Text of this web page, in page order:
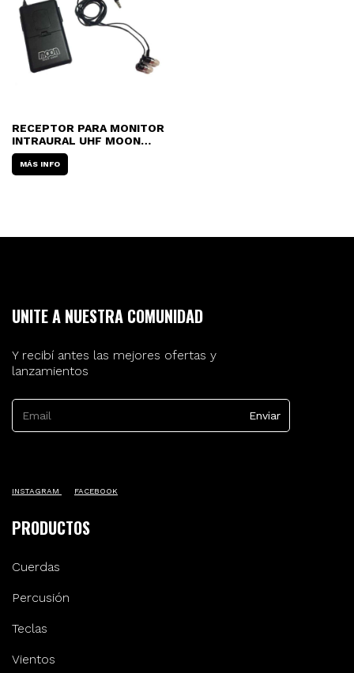
RECEPTOR PARA MONITOR
INTRAURAL UHF MOON
BPACK01
MÁS INFO
UNITE A NUESTRA COMUNIDAD
Y recibí antes las mejores ofertas y
lanzamientos
INSTAGRAM FACEBOOK
PRODUCTOS
Cuerdas
Percusión
Teclas
Vientos